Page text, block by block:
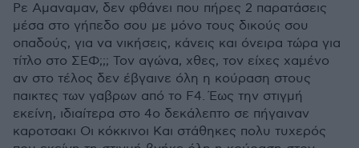
Ρε Αμαναμαν, δεν φθάνει που πήρες 2 παρατάσεις
μέσα στο γήπεδο σου με μόνο τους δικούς σου
οπαδούς, για να νικήσεις, κάνεις και όνειρα τώρα για
τίτλο στο ΣΕΦ;;; Τον αγώνα, χθες, τον είχες χαμένο
αν στο τέλος δεν έβγαινε όλη η κούραση στους
παικτες των γαβρων από το F4. Έως την στιγμή
εκείνη, ιδιαίτερα στο 4ο δεκάλεπτο σε πήγαιναν
καροτσακι Οι κόκκινοι Και στάθηκες πολυ τυχερός